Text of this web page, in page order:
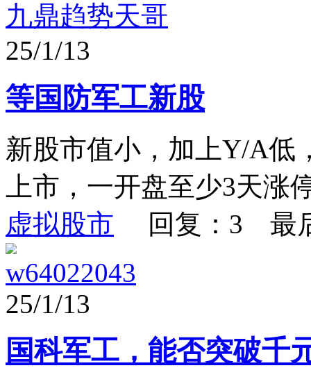
九鼎趋势天哥
25/1/13
等国防军工新股
新股市值小，加上Y/A低
上市，一开盘至少3天涨
虚拟股市 回复：3 最
w64022043
25/1/13
国科军工，能否突破千